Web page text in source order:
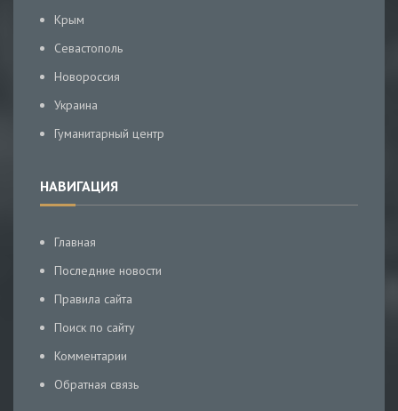
Крым
Севастополь
Новороссия
Украина
Гуманитарный центр
НАВИГАЦИЯ
Главная
Последние новости
Правила сайта
Поиск по сайту
Комментарии
Обратная связь